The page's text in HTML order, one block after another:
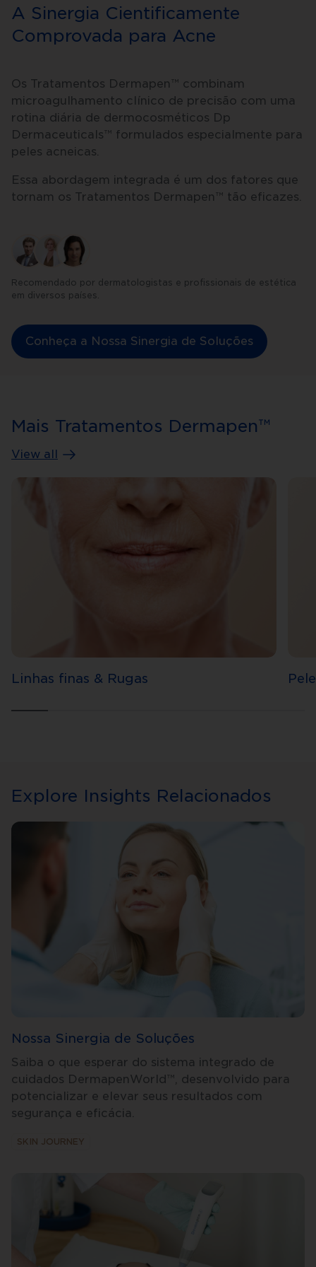
A Sinergia Cientificamente
Comprovada para Acne
Os Tratamentos Dermapen™ combinam
microagulhamento clínico de precisão com uma
rotina diária de dermocosméticos Dp
Dermaceuticals™ formulados especialmente para
peles acneicas.
Essa abordagem integrada é um dos fatores que
tornam os Tratamentos Dermapen™ tão eficazes.
Recomendado por dermatologistas e profissionais de estética
em diversos países.
Conheça a Nossa Sinergia de Soluções
Mais Tratamentos Dermapen™
View all
Linhas finas & Rugas
Explore Insights Relacionados
Nossa Sinergia de Soluções
Saiba o que esperar do sistema integrado de
cuidados DermapenWorld™, desenvolvido para
potencializar e elevar seus resultados com
segurança e eficácia.
SKIN JOURNEY